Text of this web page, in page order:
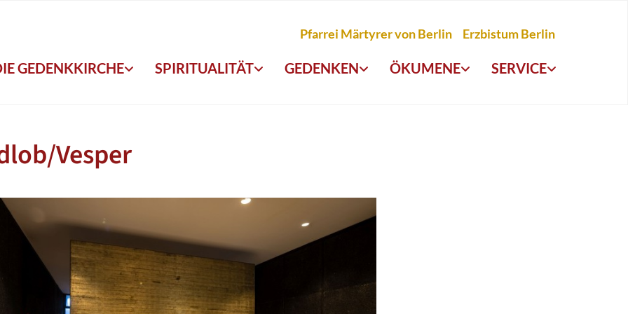
Pfarrei Märtyrer von Berlin Erzbistum Berlin
GEDENKKIRCHE SPIRITUALITÄT GEDENKEN ÖKUMENE SERVICE
Vesper